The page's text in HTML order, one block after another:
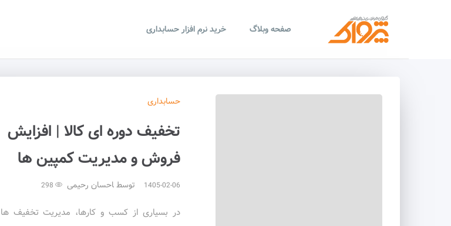
صفحه وبلاگ خرید نرم افزار حسابداری
حسابداری
تخفیف دوره ای کالا | افزایش
فروش و مدیریت کمپین ها
1405-02-06 توسط احسان رحیمی
در بسیاری از کسب و کارها، مدیریت تخفیف ها